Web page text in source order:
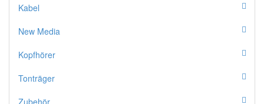
Kabel
New Media
Kopfhörer
Tonträger